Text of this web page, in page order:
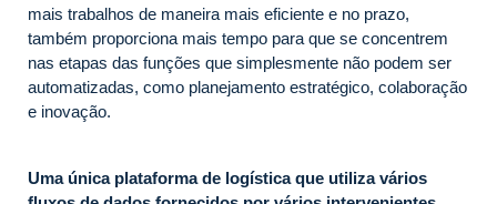
mais trabalhos de maneira mais eficiente e no prazo,
também proporciona mais tempo para que se concentrem
nas etapas das funções que simplesmente não podem ser
automatizadas, como planejamento estratégico, colaboração
e inovação.
Uma única plataforma de logística que utiliza vários